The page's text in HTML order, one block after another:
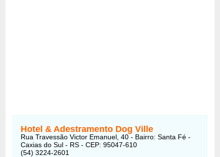
Hotel & Adestramento Dog Ville
Rua Travessão Victor Emanuel, 40 - Bairro: Santa Fé -
Caxias do Sul - RS - CEP: 95047-610
(54) 3224-2601